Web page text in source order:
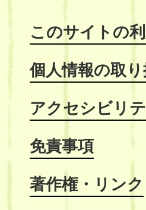
このサイトの
個人情報の取
アクセシビリ
免責事項
著作権・リンク